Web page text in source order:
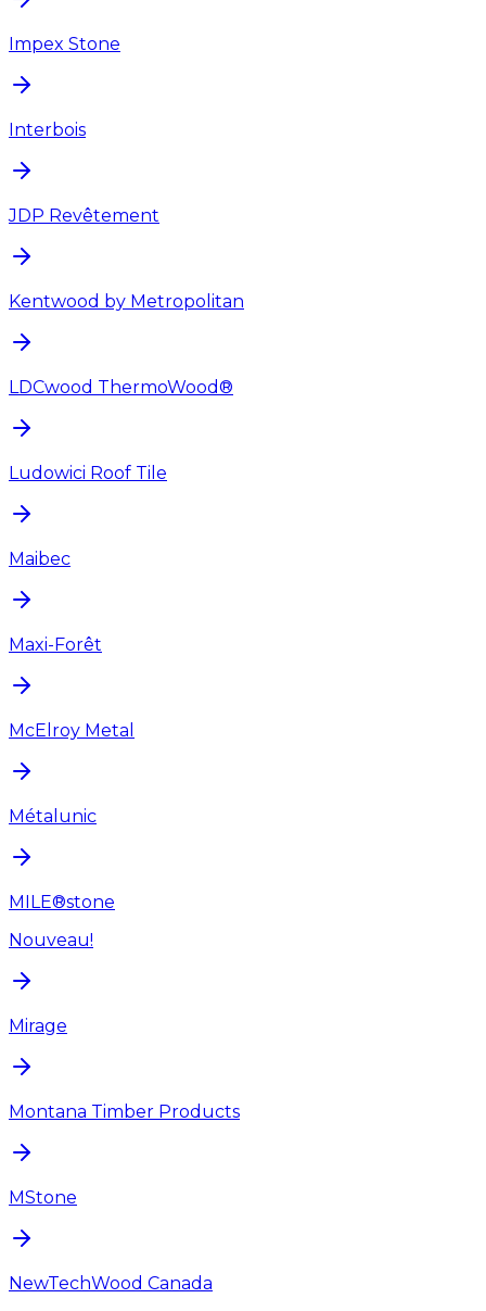
Impex Stone
Interbois
JDP Revêtement
Kentwood by Metropolitan
LDCwood ThermoWood®
Ludowici Roof Tile
Maibec
Maxi-Forêt
McElroy Metal
Métalunic
MILE®stone
Nouveau!
Mirage
Montana Timber Products
MStone
NewTechWood Canada